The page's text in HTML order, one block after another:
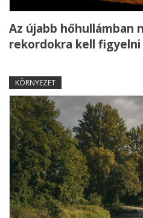
Az újabb hőhullámban
rekordokra kell figyelni
KÖRNYEZET